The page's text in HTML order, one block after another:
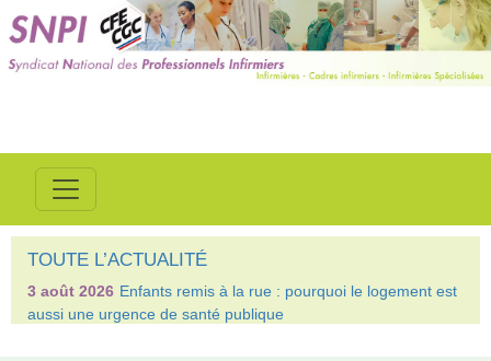
TOUTE L’ACTUALITÉ
3 août 2026 Enfants remis à la rue : pourquoi le logement est
aussi une urgence de santé publique